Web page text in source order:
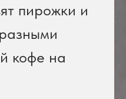
пирожки и
кофе на